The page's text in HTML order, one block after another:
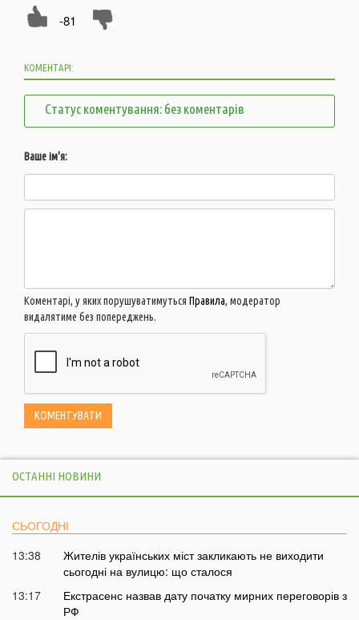
-81
КОМЕНТАРІ:
Статус коментування: без коментарів
Ваше ім'я:
Коментарі, у яких порушуватимуться Правила, модератор
видалятиме без попереджень.
ОСТАННІ НОВИНИ
СЬОГОДНІ
13:38
Жителів українських міст закликають не виходити
сьогодні на вулицю: що сталося
13:17
Екстрасенс назвав дату початку мирних переговорів з
РФ